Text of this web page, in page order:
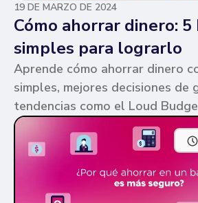
19 DE MARZO DE 2024
Cómo ahorrar dinero:
simples para lograrlo
Aprende cómo ahorrar dinero
simples, mejores decisiones de
tendencias como el Loud
pueden ayudarte a cumplir tus